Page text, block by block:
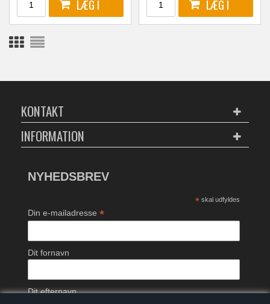
KONTAKT
INFORMATION
NYHEDSBREV
* skal udfyldes
Din e-mailadresse*
Dit fornavn
Dit efternavn